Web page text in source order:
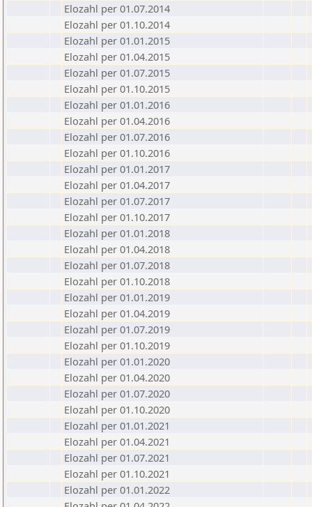
Elozahl per 01.07.2014
Elozahl per 01.10.2014
Elozahl per 01.01.2015
Elozahl per 01.04.2015
Elozahl per 01.07.2015
Elozahl per 01.10.2015
Elozahl per 01.01.2016
Elozahl per 01.04.2016
Elozahl per 01.07.2016
Elozahl per 01.10.2016
Elozahl per 01.01.2017
Elozahl per 01.04.2017
Elozahl per 01.07.2017
Elozahl per 01.10.2017
Elozahl per 01.01.2018
Elozahl per 01.04.2018
Elozahl per 01.07.2018
Elozahl per 01.10.2018
Elozahl per 01.01.2019
Elozahl per 01.04.2019
Elozahl per 01.07.2019
Elozahl per 01.10.2019
Elozahl per 01.01.2020
Elozahl per 01.04.2020
Elozahl per 01.07.2020
Elozahl per 01.10.2020
Elozahl per 01.01.2021
Elozahl per 01.04.2021
Elozahl per 01.07.2021
Elozahl per 01.10.2021
Elozahl per 01.01.2022